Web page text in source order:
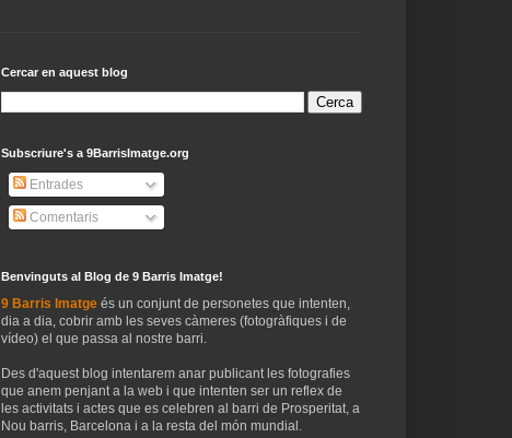
Cercar en aquest blog
Subscriure's a 9BarrisImatge.org
Entrades
Comentaris
Benvinguts al Blog de 9 Barris Imatge!
9 Barris Imatge és un conjunt de personetes que intenten,
dia a dia, cobrir amb les seves càmeres (fotogràfiques i de
vídeo) el que passa al nostre barri.
Des d'aquest blog intentarem anar publicant les fotografies
que anem penjant a la web i que intenten ser un reflex de
les activitats i actes que es celebren al barri de Prosperitat, a
Nou barris, Barcelona i a la resta del món mundial.